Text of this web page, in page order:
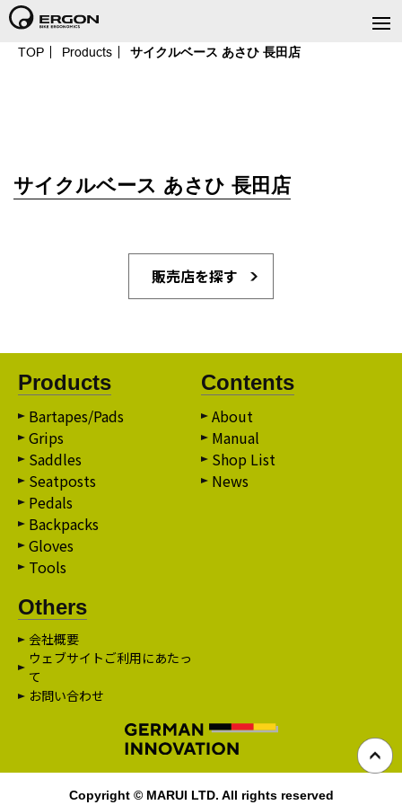
TOP Products サイクルベース あさひ 長田店
サイクルベース あさひ 長田店
販売店を探す
Products
Bartapes/Pads
Grips
Saddles
Seatposts
Pedals
Backpacks
Gloves
Tools
Contents
About
Manual
Shop List
News
Others
会社概要
ウェブサイトご利用にあたっ
て
お問い合わせ
Copyright © MARUI LTD. All rights reserved